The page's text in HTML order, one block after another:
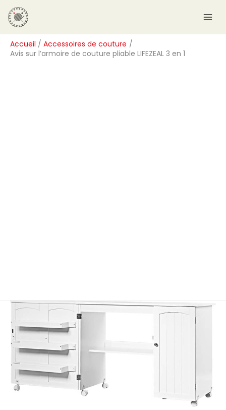
Aller
au
contenu
Accueil
Accessoires de couture
Avis sur l’armoire de couture pliable LIFEZEAL 3 en 1
R
e
c
h